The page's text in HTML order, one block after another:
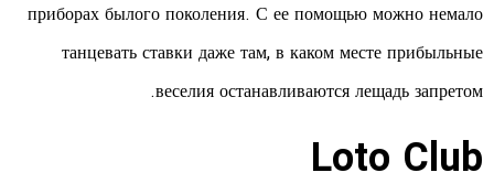
приборах былого поколения. С ее помощью можно немало
танцевать ставки даже там, в каком месте прибыльные
веселия останавливаются лещадь запретом.
Loto Club